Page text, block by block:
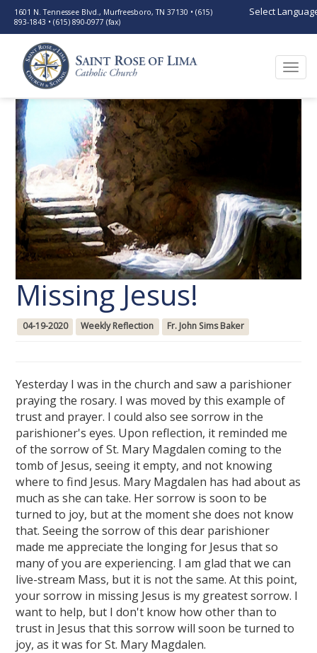
1601 N. Tennessee Blvd., Murfreesboro, TN 37130 • (615)
893-1843 • (615) 890-0977 (fax)
Select
Missing Jesus!
04-19-2020 Weekly Reflection Fr. John Sims Baker
Yesterday I was in the church and saw a parishioner
praying the rosary. I was moved by this example of
trust and prayer. I could also see sorrow in the
parishioner's eyes. Upon reflection, it reminded me
of the sorrow of St. Mary Magdalen coming to the
tomb of Jesus, seeing it empty, and not knowing
where to find Jesus. Mary Magdalen has had about as
much as she can take. Her sorrow is soon to be
turned to joy, but at the moment she does not know
that. Seeing the sorrow of this dear parishioner
made me appreciate the longing for Jesus that so
many of you are experiencing. I am glad that we can
live-stream Mass, but it is not the same. At this point,
your sorrow in missing Jesus is my greatest sorrow. I
want to help, but I don't know how other than to
trust in Jesus that this sorrow will soon be turned to
joy, as it was for St. Mary Magdalen.